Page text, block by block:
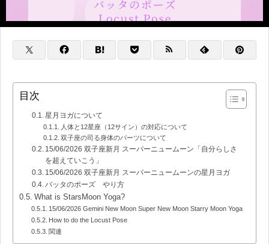
目次
星月ヨガについて
人体と12星座（12サイン）の対応について
双子座の司る身体のパーツについて
15/06/2026 双子座新月 スーパーニュームーン「自分らしさ
を超えていこう」
15/06/2026 双子座新月 スーパーニュームーンの星月ヨガ
バッタのポーズ やり方
What is StarsMoon Yoga?
15/06/2026 Gemini New Moon Super New Moon Starry Moon Yoga
How to do the Locust Pose
関連